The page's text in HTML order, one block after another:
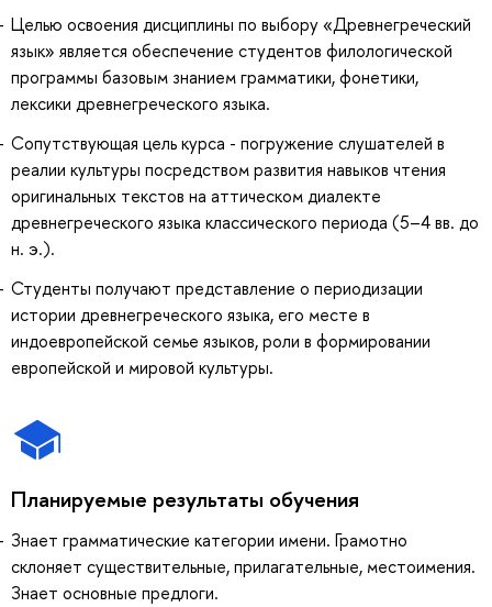
Целью освоения дисциплины по выбору «Древнегреческий
язык» является обеспечение студентов филологической
программы базовым знанием грамматики, фонетики,
лексики древнегреческого языка.
Сопутствующая цель курса - погружение слушателей в
реалии культуры посредством развития навыков чтения
оригинальных текстов на аттическом диалекте
древнегреческого языка классического периода (5–4 вв. до
н. э.).
Студенты получают представление о периодизации
истории древнегреческого языка, его месте в
индоевропейской семье языков, роли в формировании
европейской и мировой культуры.
Планируемые результаты обучения
Знает грамматические категории имени. Грамотно
склоняет существительные, прилагательные, местоимения.
Знает основные предлоги.